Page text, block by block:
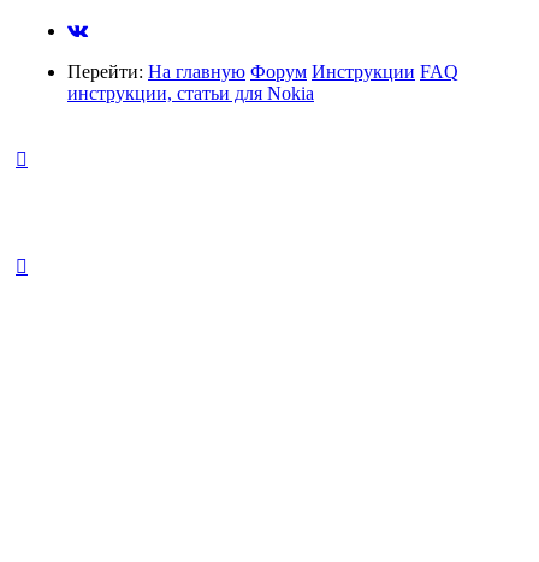
Перейти: На главную Форум Инструкции FAQ
инструкции, статьи для Nokia